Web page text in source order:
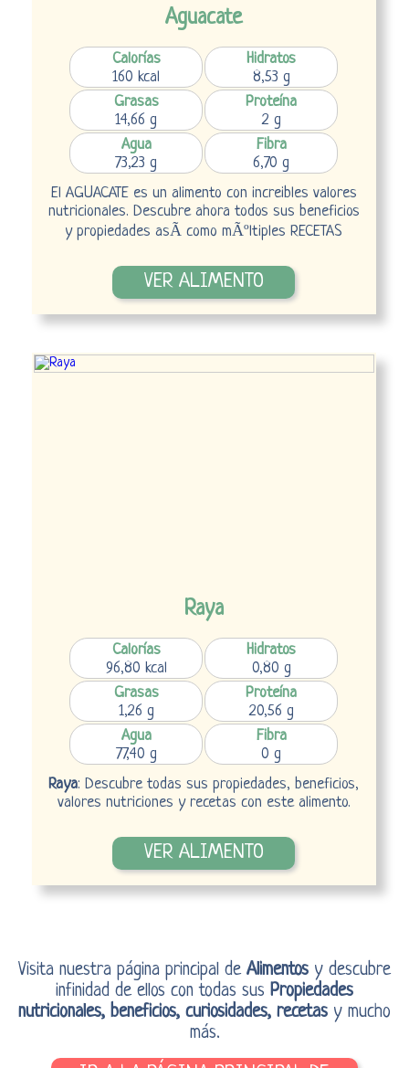
Aguacate
Calorías
160 kcal
Hidratos
8,53 g
Grasas
14,66 g
Proteína
2 g
Agua
73,23 g
Fibra
6,70 g
El AGUACATE es un alimento con increibles valores
nutricionales. Descubre ahora todos sus beneficios
y propiedades asÃ­ como mÃºltiples RECETAS
VER ALIMENTO
Raya
Calorías
96,80 kcal
Hidratos
0,80 g
Grasas
1,26 g
Proteína
20,56 g
Agua
77,40 g
Fibra
0 g
Raya: Descubre todas sus propiedades, beneficios,
valores nutriciones y recetas con este alimento.
VER ALIMENTO
Visita nuestra página principal de Alimentos y descubre
infinidad de ellos con todas sus Propiedades
nutricionales, beneficios, curiosidades, recetas y mucho
más.